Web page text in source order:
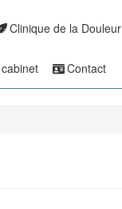
Clinique de la Douleur
Contact